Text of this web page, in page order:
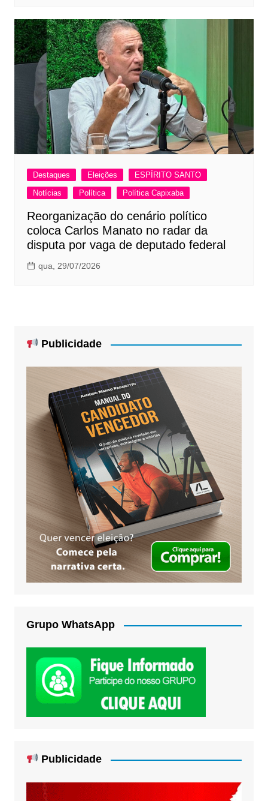
Destaques Eleições
ESPÍRITO SANTO
Notícias
Política Política Capixaba
Reorganização do cenário político
coloca Carlos Manato no radar da
disputa por vaga de deputado federal
qua, 29/07/2026
Publicidade
Grupo WhatsApp
Publicidade